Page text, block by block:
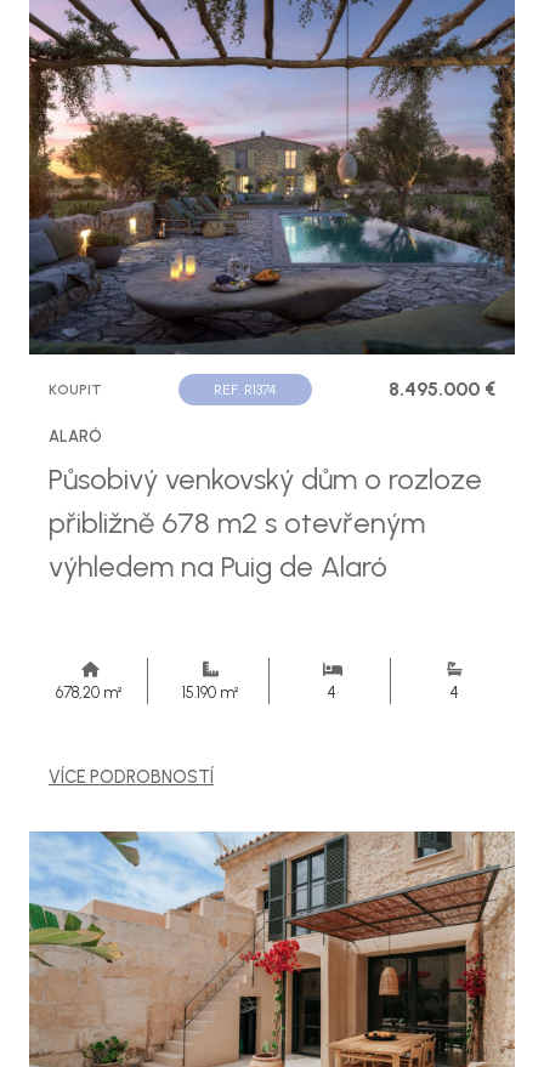
KOUPIT REF. R1374 8.495.000 €
ALARÓ
Působivý venkovský dům o rozloze
přibližně 678 m2 s otevřeným
výhledem na Puig de Alaró
678,20 m² 15.190 m² 4 4
VÍCE PODROBNOSTÍ